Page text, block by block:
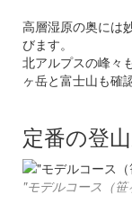
高層湿原の奥には
びます。
北アルプスの峰々
ヶ岳と富士山も確
定番の登
"モデルコース（